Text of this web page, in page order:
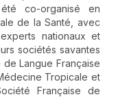
co-organisé en
de la Santé, avec
nationaux et
sociétés savantes
Langue Française
Tropicale et
Française de